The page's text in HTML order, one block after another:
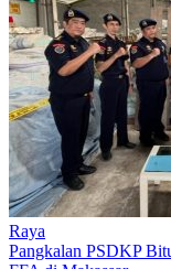
Raya
Pangkalan PSDKP